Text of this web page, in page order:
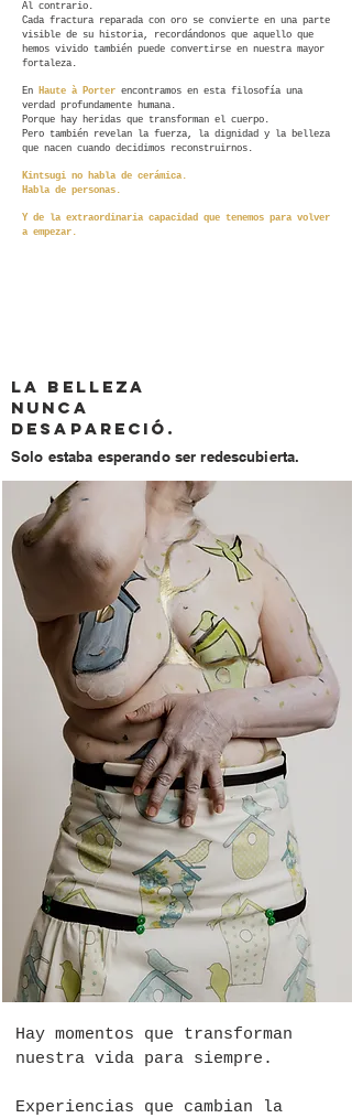
Al contrario.
Cada fractura reparada con oro se convierte en una parte
visible de su historia, recordándonos que aquello que
hemos vivido también puede convertirse en nuestra mayor
fortaleza.
En Haute à Porter encontramos en esta filosofía una
verdad profundamente humana.
Porque hay heridas que transforman el cuerpo.
Pero también revelan la fuerza, la dignidad y la belleza
que nacen cuando decidimos reconstruirnos.
Kintsugi no habla de cerámica.
Habla de personas.
Y de la extraordinaria capacidad que tenemos para volver
a empezar.
La belleza
nunca
desapareció.
Solo estaba esperando ser redescubierta.
Hay momentos que transforman
nuestra vida para siempre.
Experiencias que cambian la